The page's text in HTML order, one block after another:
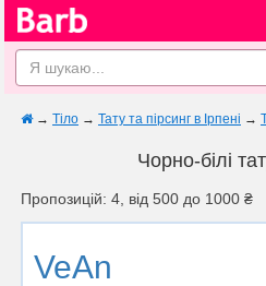
→ Тіло → Тату та пірсинг в Ірпені →
Чорно-білі
Пропозицій: 4, від 500 до 1000 ₴
VeAn